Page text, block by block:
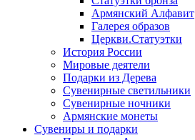
Армянский Алфавит
Галерея образов
Церкви.Статуэтки
История России
Мировые деятели
Подарки из Дерева
Сувенирные светильники
Сувенирные ночники
Армянские монеты
Сувениры и подарки